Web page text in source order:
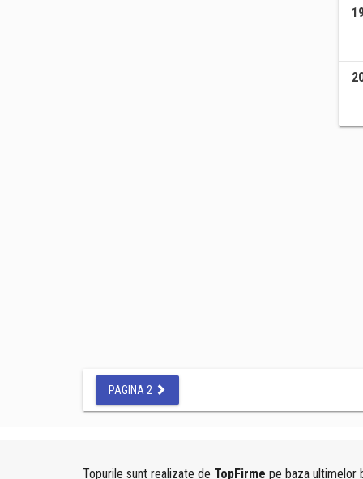
PAGINA 2
Topurile sunt realizate de TopFirme pe baza ultimelor